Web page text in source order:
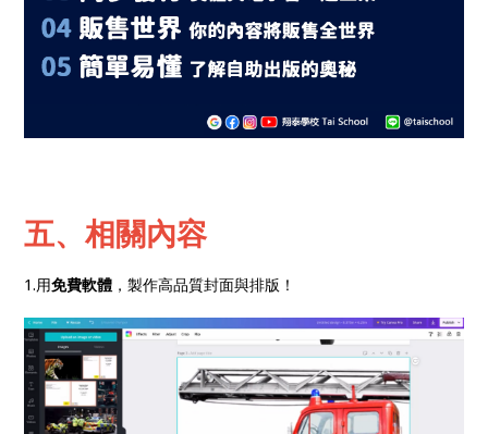
五、相關內容
1.用免費軟體 ，製作高品質封面與排版！